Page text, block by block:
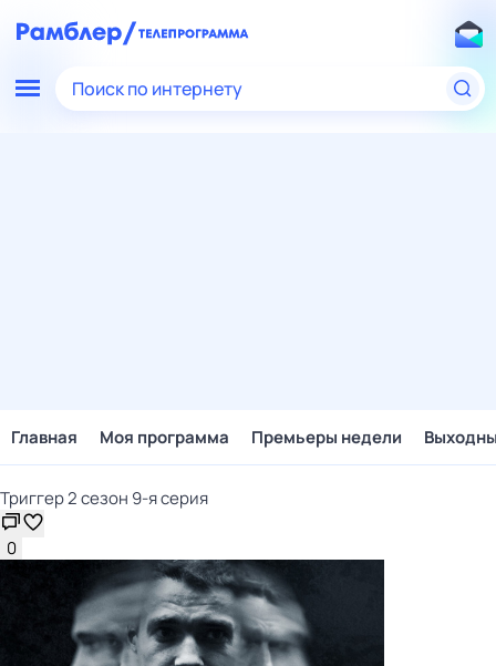
Поиск по интернету
Главная Моя программа Премьеры недели
Триггер 2 сезон 9-я серия
0